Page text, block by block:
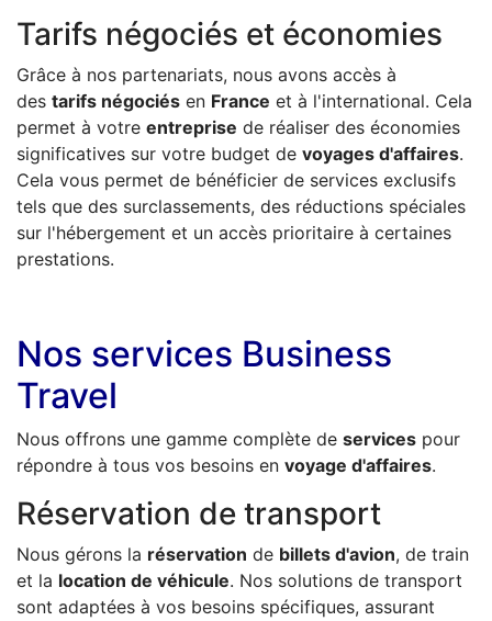
Tarifs négociés et économies
Grâce à nos partenariats, nous avons accès à
des tarifs négociés en France et à l'international. Cela
permet à votre entreprise de réaliser des économies
significatives sur votre budget de voyages d'affaires.
Cela vous permet de bénéficier de services exclusifs
tels que des surclassements, des réductions spéciales
sur l'hébergement et un accès prioritaire à certaines
prestations.
Nos services Business
Travel
Nous offrons une gamme complète de services pour
répondre à tous vos besoins en voyage d'affaires.
Réservation de transport
Nous gérons la réservation de billets d'avion, de train
et la location de véhicule. Nos solutions de transport
sont adaptées à vos besoins spécifiques, assurant